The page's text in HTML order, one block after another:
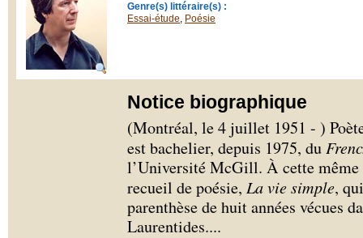
Genre(s) littéraire(s) :
Essai-étude, Poésie
Notice biographique
(Montréal, le 4 juillet 1951 - )
est bachelier, depuis 1975, du
l’Université McGill. À cette
recueil de poésie, La vie simple,
parenthèse de huit années vécues
Laurentides....